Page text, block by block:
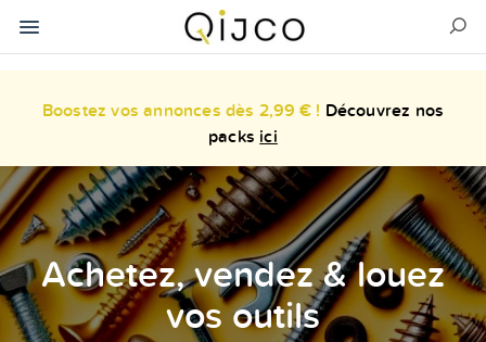
Boostez vos annonces dès 2,99 € ! Découvrez nos
packs ici
Achetez, vendez & louez
vos outils